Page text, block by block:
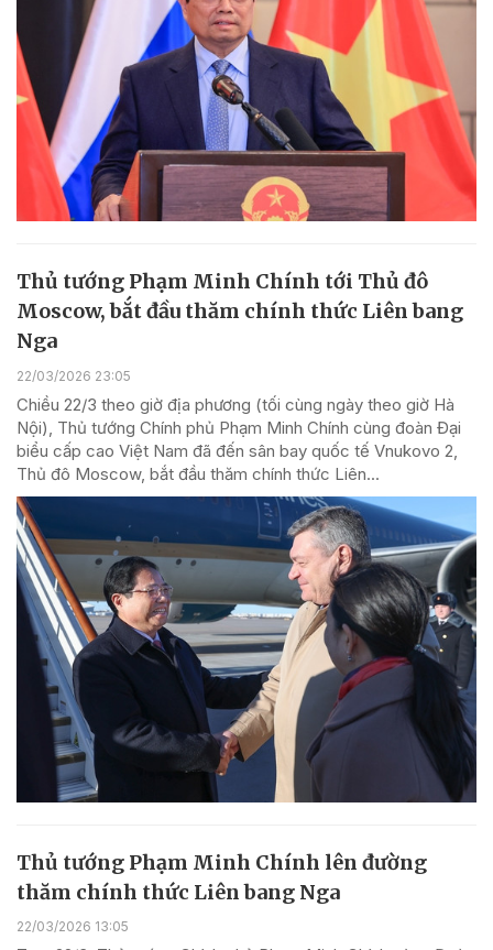
Thủ tướng Phạm Minh Chính tới Thủ đô
Moscow, bắt đầu thăm chính thức Liên bang
Nga
22/03/2026 23:05
Chiều 22/3 theo giờ địa phương (tối cùng ngày theo giờ Hà
Nội), Thủ tướng Chính phủ Phạm Minh Chính cùng đoàn Đại
biểu cấp cao Việt Nam đã đến sân bay quốc tế Vnukovo 2,
Thủ đô Moscow, bắt đầu thăm chính thức Liên...
Thủ tướng Phạm Minh Chính lên đường
thăm chính thức Liên bang Nga
22/03/2026 13:05